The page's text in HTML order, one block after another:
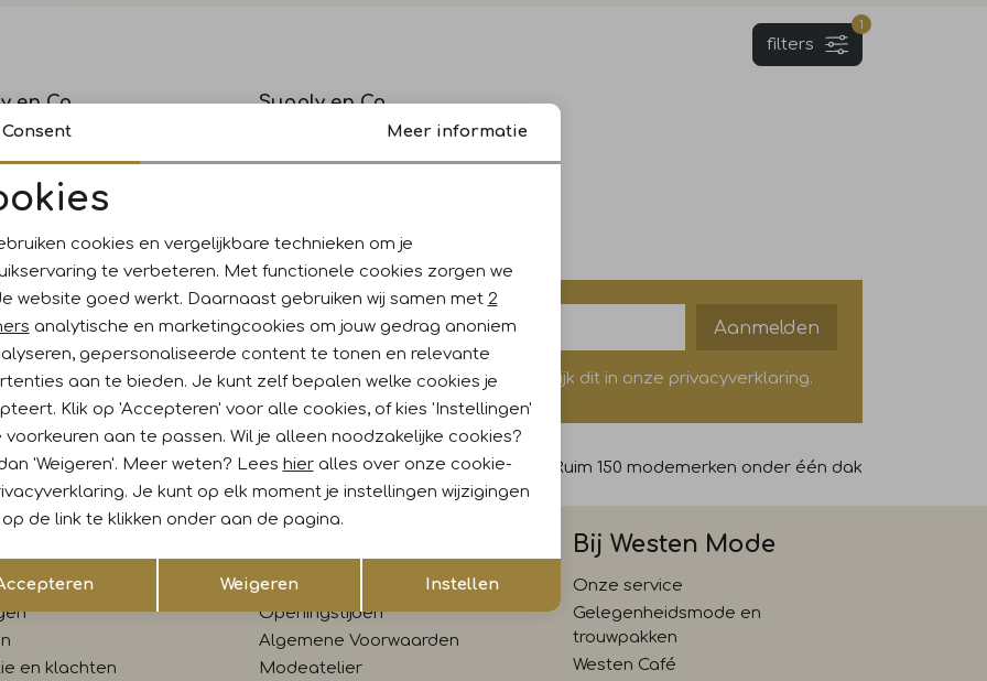
1
filters
en Co
3290 Navy
Supply en Co
Zev Halfzip 75190 Pebble
139,95
gelijk €5,- korting!* Niet
Aanmelden
Hoe wij met jouw data omgaan? Bekijk dit in onze privacyverklaring.
uur besteld, morgen in huis Gratis verzending vanaf €69,- Ruim 150 modemerken onder één dak
en klachten
Winkel
Openingstijden
Algemene Voorwaarden
Modeatelier
Bij Westen Mode
Onze service
Gelegenheidsmode en
trouwpakken
Westen Café
Noodzakelijke cookies
cookies Marketing cookies
Opslaan
Consent Meer informatie
cookies en vergelijkbare technieken om je
te verbeteren. Met functionele cookies zorgen we
website goed werkt. Daarnaast gebruiken wij samen met 2
analytische en marketingcookies om jouw gedrag anoniem
gepersonaliseerde content te tonen en relevante
aan te bieden. Je kunt zelf bepalen welke cookies je
Klik op 'Accepteren' voor alle cookies, of kies 'Instellingen'
voorkeuren aan te passen. Wil je alleen noodzakelijke cookies?
'Weigeren'. Meer weten? Lees hieralles over onze cookie-
Je kunt op elk moment je instellingen wijzigingen
de link te klikken onder aan de pagina.
Weigeren Instellen